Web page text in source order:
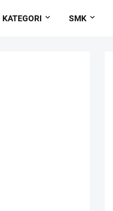
KATEGORI SMK